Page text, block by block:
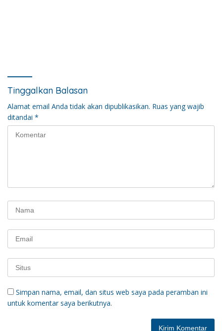
Tinggalkan Balasan
Alamat email Anda tidak akan dipublikasikan. Ruas yang wajib
ditandai *
Simpan nama, email, dan situs web saya pada peramban ini
untuk komentar saya berikutnya.